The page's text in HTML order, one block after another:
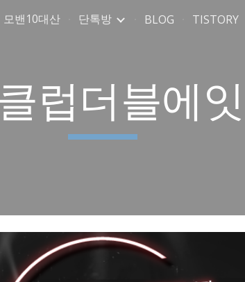
Skip to
모밴10대산 단톡방 BLOG TISTORY
럽더블에